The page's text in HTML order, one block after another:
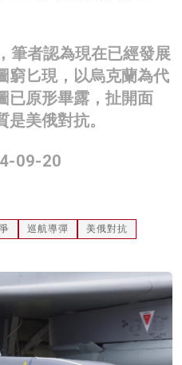
筆者認為現在已經發展
窮匕現，以烏克蘭為代
已原形畢露，扯開面
美俄對抗。
09-20
巡航導彈
美俄對抗